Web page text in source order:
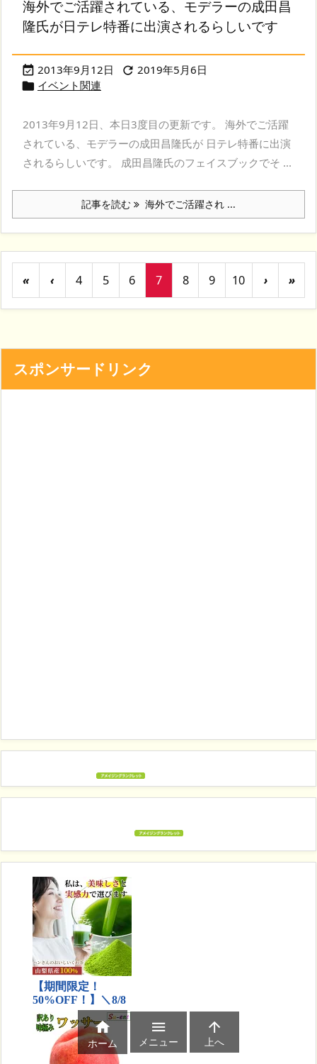
海外でご活躍されている、モデラーの成田昌
隆氏が日テレ特番に出演されるらしいです
 2013年9月12日  2019年5月6日
 イベント関連
2013年9月12日、本日3度目の更新です。 海外でご活躍
されている、モデラーの成田昌隆氏が 日テレ特番に出演
されるらしいです。 成田昌隆氏のフェイスブックでそ ...
記事を読む 海外でご活躍され ...
« ‹ 4 5 6 7 8 9 10 › »
スポンサードリンク

ホーム

メニュー

上へ